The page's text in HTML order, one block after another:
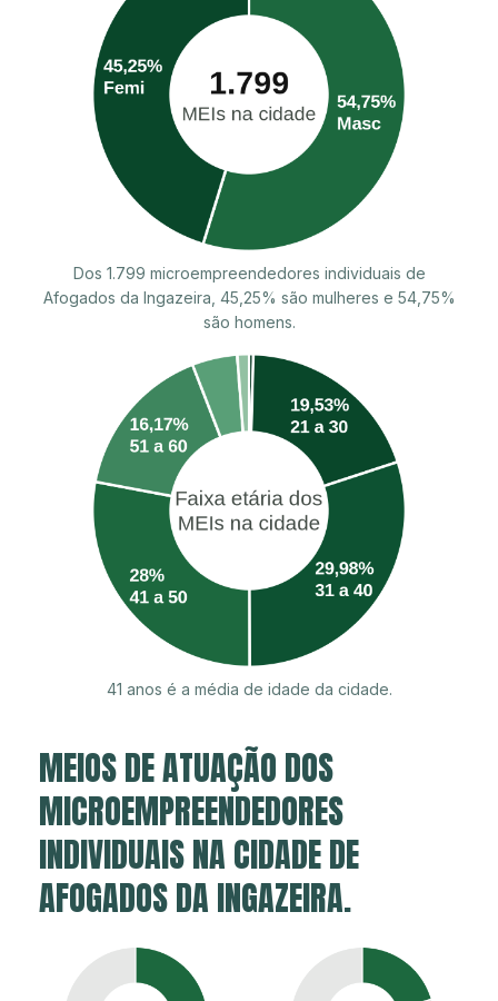
Dos 1.799 microempreendedores individuais de
Afogados da Ingazeira, 45,25% são mulheres e 54,75%
são homens.
41 anos é a média de idade da cidade.
MEIOS DE ATUAÇÃO DOS
MICROEMPREENDEDORES
INDIVIDUAIS NA CIDADE DE
AFOGADOS DA INGAZEIRA.